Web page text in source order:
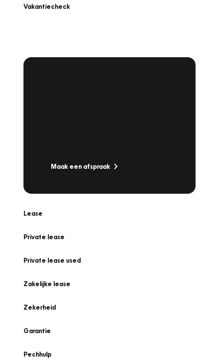
Vakantiecheck
Maak een afspraak
Lease
Private lease
Private lease used
Zakelijke lease
Zekerheid
Garantie
Pechhulp